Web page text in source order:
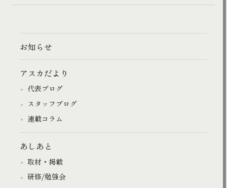
お知らせ
アスカだより
代表ブログ
スタッフブログ
連載コラム
あしあと
取材・掲載
研修/勉強会